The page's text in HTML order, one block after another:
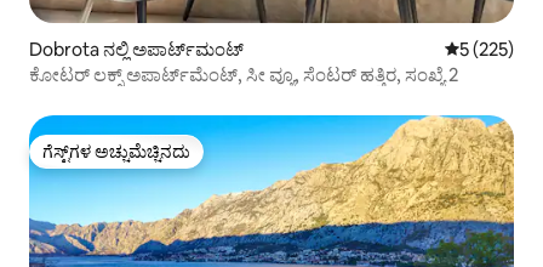
Dobrota ನಲ್ಲಿ ಅಪಾರ್ಟ್‌ಮಂಟ್ 5 ರಲ್ಲಿ 5
5 (225)
ಕೋಟರ್ ಲಕ್ಸ್ ಅಪಾರ್ಟ್‌ಮೆಂಟ್, ಸೀ ವ್ಯೂ, ಸೆಂಟರ್ ಹತ್ತಿರ, ಸಂಖ್ಯೆ 2
ಗೆಸ್ಟ್‌ಗಳ ಅಚ್ಚುಮೆಚ್ಚಿನದು
ಗೆಸ್ಟ್‌ಗಳ ಅಚ್ಚುಮೆಚ್ಚಿನದು